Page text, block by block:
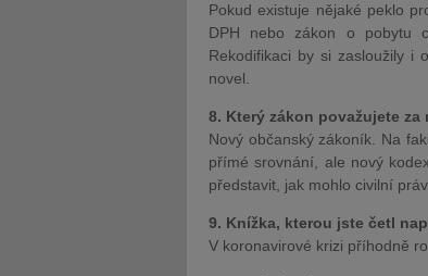
Pokud existuje nějaké peklo
DPH nebo zákon o pobytu
Rekodifikaci by si zasloužily i
novel.
8. Který zákon považujete za
Nový občanský zákoník. Na
přímé srovnání, ale nový
představit, jak mohlo civilní
9. Knížka, kterou jste četl
V koronavirové krizi příhodně